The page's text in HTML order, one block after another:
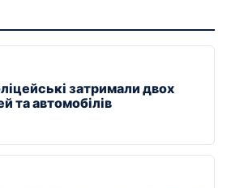
затримали двох
та автомобілів